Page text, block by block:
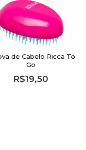
de Cabelo Ricca To
Go
R$19,50